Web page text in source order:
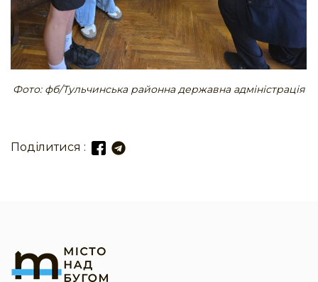
Фото: фб/Тульчинська районна державна адміністрація
Поділитися :